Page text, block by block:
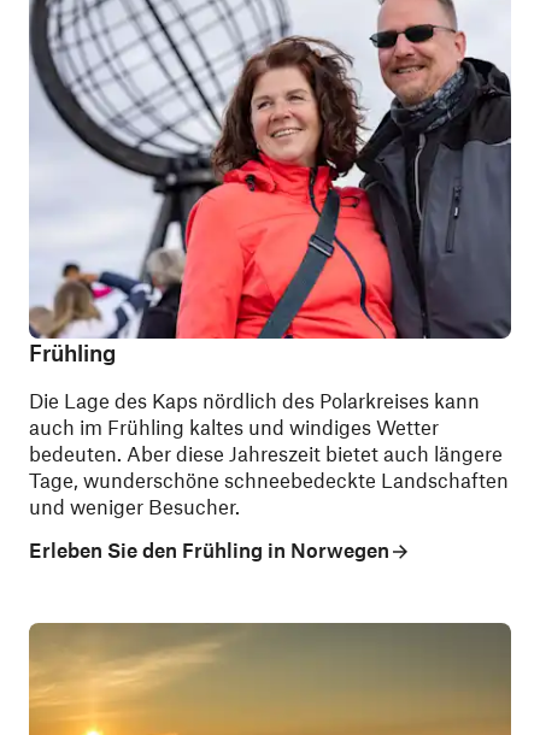
Frühling
Die Lage des Kaps nördlich des Polarkreises kann
auch im Frühling kaltes und windiges Wetter
bedeuten. Aber diese Jahreszeit bietet auch längere
Tage, wunderschöne schneebedeckte Landschaften
und weniger Besucher.
Erleben Sie den Frühling in Norwegen